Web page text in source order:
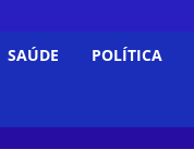
SAÚDE POLÍTICA